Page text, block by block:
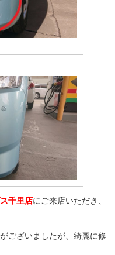
千里店にご来店いただき、
ございましたが、綺麗に修